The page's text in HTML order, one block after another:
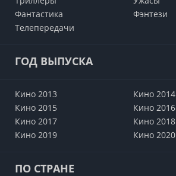
Фантастика
Фэнтези
Телепередачи
ГОД ВЫПУСКА
Кино 2013
Кино 2014
Кино 2015
Кино 2016
Кино 2017
Кино 2018
Кино 2019
Кино 2020
ПО СТРАНЕ